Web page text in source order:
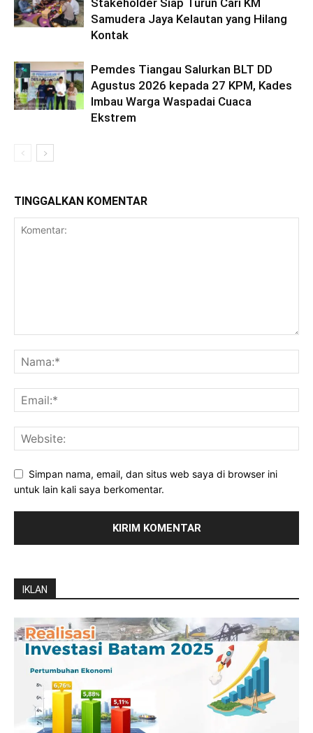
Samudera Jaya Kelautan yang Hilang
Kontak
Pemdes Tiangau Salurkan BLT DD
Agustus 2026 kepada 27 KPM, Kades
Imbau Warga Waspadai Cuaca
Ekstrem
TINGGALKAN KOMENTAR
Simpan nama, email, dan situs web saya di browser ini
untuk lain kali saya berkomentar.
IKLAN